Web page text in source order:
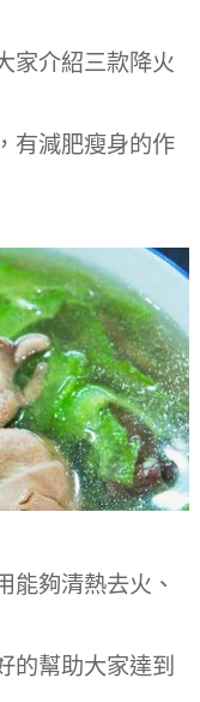
家介紹三款降火
有減肥瘦身的作
能夠清熱去火、
的幫助大家達到